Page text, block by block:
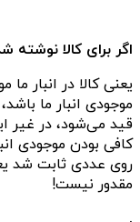
اگر برای کالا
یعنی کالا در انبار
موجودی انبار ما
قید می‌شود، در غیر
کافی بودن موجودی
روی عددی ثابت شد
مقدور نیست!